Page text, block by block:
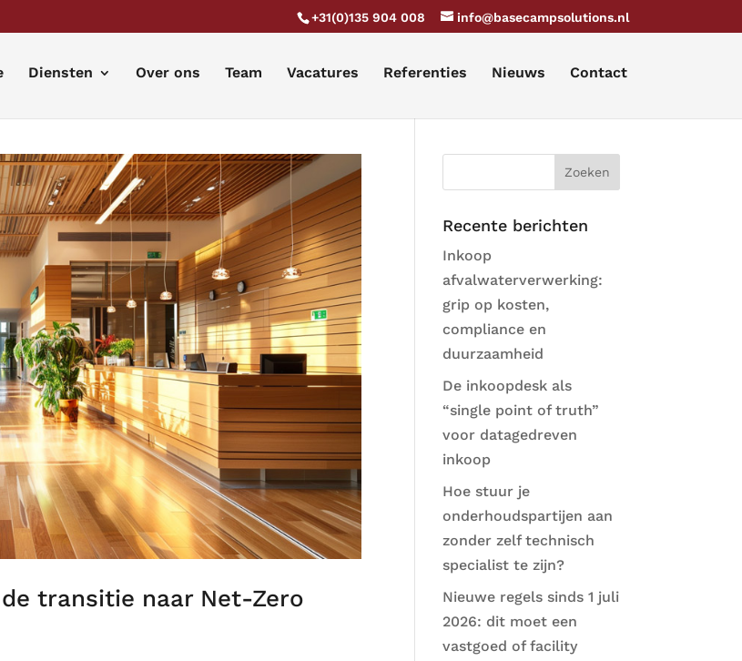
+31(0)135 904 008 info@basecampsolutions.nl
Diensten Over ons Team Vacatures Referenties Nieuws Contact
transitie naar Net-Zero
Recente berichten
Inkoop
afvalwaterverwerking:
grip op kosten,
compliance en
duurzaamheid
De inkoopdesk als
“single point of truth”
voor datagedreven
inkoop
Hoe stuur je
onderhoudspartijen aan
zonder zelf technisch
specialist te zijn?
Nieuwe regels sinds 1 juli
2026: dit moet een
vastgoed of facility